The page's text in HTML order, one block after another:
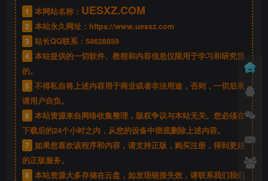
1 本网站名称： UESXZ.COM
2 本站永久网址： https://www.uesxz.com
3 站长QQ联系： 58628859
4 本站提供的一切软件、教程和内容信息仅限用于学习和研究目
的。
5 不得私自将上述内容用于商业或者非法用途，否则，一切后果
请用户自负。
6 本站资源来自网络收集整理，版权争议与本站无关。您必须在
下载后的24个小时之内，从您的设备中彻底删除上述内容。
7 如果您喜欢该程序和内容，请支持正版，购买注册，得到更好
的正版服务。
8 本站资源大多存储在云盘，如发现链接失效，请联系我们我们